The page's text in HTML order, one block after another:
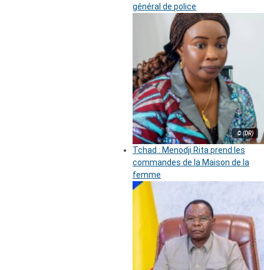
général de police
© (DR)
Tchad : Menodji Rita prend les
commandes de la Maison de la
femme